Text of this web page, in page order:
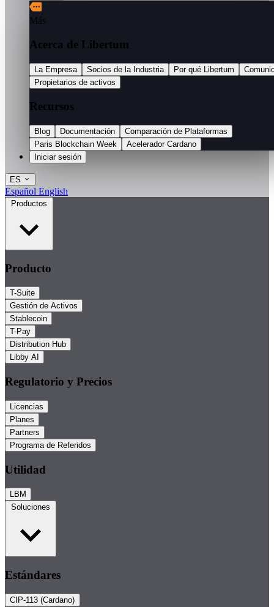
Más
Acerca de Libertum
La Empresa Socios de la Industria Por qué Libertum
Propietarios de activos
Recursos
Blog Documentación
Comparación de Plataformas
Paris Blockchain Week
Acelerador Cardano
Iniciar sesión
ES
Español English
Productos
Producto
T-Suite
Gestión de Activos
Stablecoin
T-Pay
Distribution Hub
Libby AI
Regulatorio y Precios
Licencias
Planes
Partners
Programa de Referidos
Utilidad
LBM
Soluciones
Estándares
CIP-113 (Cardano)